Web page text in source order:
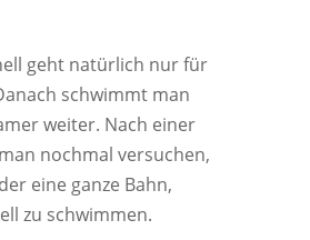
geht natürlich nur für
schwimmt man
weiter. Nach einer
nochmal versuchen,
eine ganze Bahn,
zu schwimmen.